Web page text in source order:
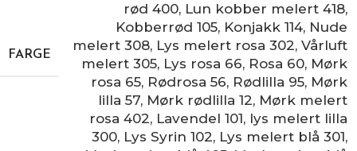
FARGE
rød 400, Lun kobber melert 418,
Kobberrød 105, Konjakk 114, Nude
melert 308, Lys melert rosa 302, Vårluft
melert 305, Lys rosa 66, Rosa 60, Mørk
rosa 65, Rødrosa 56, Rødlilla 95, Mørk
lilla 57, Mørk rødlilla 12, Mørk melert
rosa 402, Lavendel 101, lys melert lilla
300, Lys Syrin 102, Lys melert blå 301,